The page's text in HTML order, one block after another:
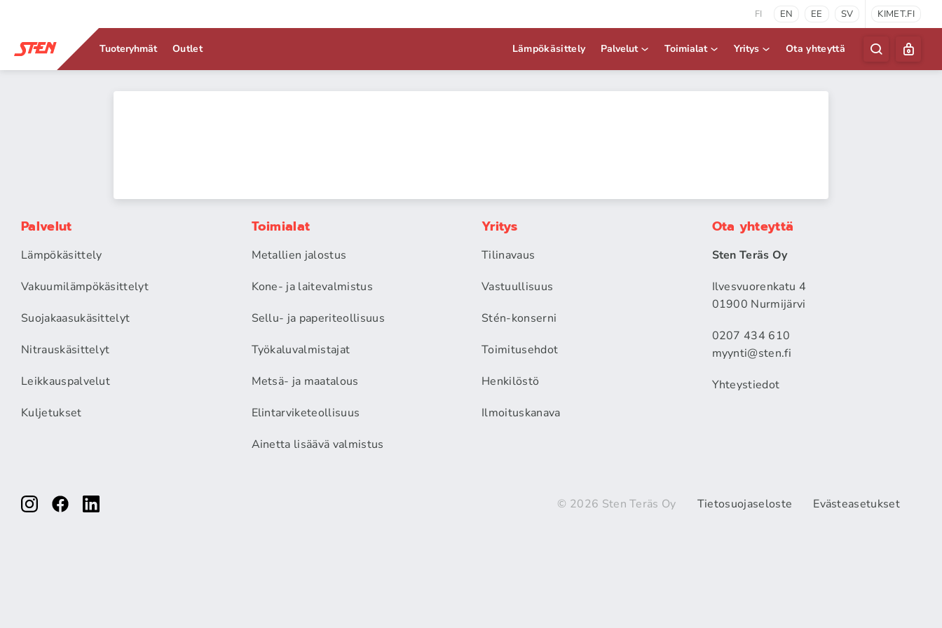
FI EN EE SV KIMET.FI
Tuoteryhmät Outlet Lämpökäsittely Palvelut Toimialat Yritys Ota yhteyttä
Palvelut
Lämpökäsittely
Vakuumilämpökäsittelyt
Suojakaasukäsittelyt
Nitrauskäsittelyt
Leikkauspalvelut
Kuljetukset
Toimialat
Metallien jalostus
Kone- ja laitevalmistus
Sellu- ja paperiteollisuus
Työkaluvalmistajat
Metsä- ja maatalous
Elintarviketeollisuus
Ainetta lisäävä valmistus
Yritys
Tilinavaus
Vastuullisuus
Stén-konserni
Toimitusehdot
Henkilöstö
Ilmoituskanava
Ota yhteyttä
Sten Teräs Oy
Ilvesvuorenkatu 4
01900 Nurmijärvi
0207 434 610
myynti@sten.fi
Yhteystiedot
© 2026 Sten Teräs Oy Tietosuojaseloste Evästeasetukset